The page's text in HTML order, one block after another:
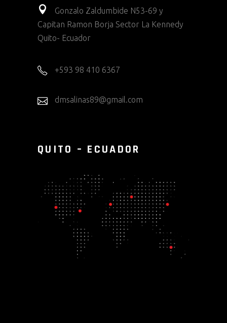
Gonzalo Zaldumbide N53-69 y
Capitan Ramon Borja Sector La Kennedy
Quito- Ecuador
+593 98 410 6367
dmsalinas89@gmail.com
QUITO – ECUADOR